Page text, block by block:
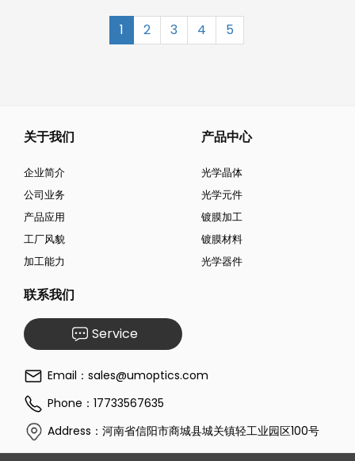
1 2 3 4 5
关于我们
企业简介
公司业务
产品应用
工厂风貌
加工能力
产品中心
光学晶体
光学元件
镀膜加工
镀膜材料
光学器件
联系我们
Service
Email：sales@umoptics.com
Phone：17733567635
Address：河南省信阳市商城县城关镇轻工业园区100号